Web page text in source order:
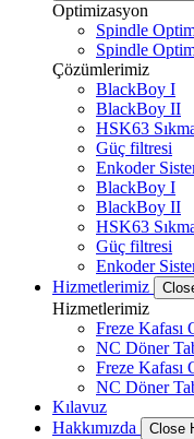
Optimizasyon
Spindle
Spindle
Çözümlerimiz
BlackBoy I
BlackBoy II
HSK63
Güç filtresi
Enkoder
BlackBoy I
BlackBoy II
HSK63
Güç filtresi
Enkoder
Hizmetlerimiz
Hizmetlerimiz
Freze Kafası
NC Döner
Freze Kafası
NC Döner
Kılavuz
Hakkımızda
Close